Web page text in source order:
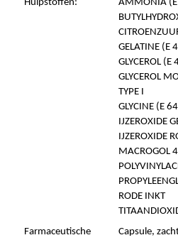
Hulpstoffen:
AMMONIA
GELATINE (E
GLYCEROL (E
GLYCEROL
TYPE I
GLYCINE (E
IJZEROXIDE
IJZEROXIDE
MACROGOL
RODE INKT
Farmaceutische
Capsule,